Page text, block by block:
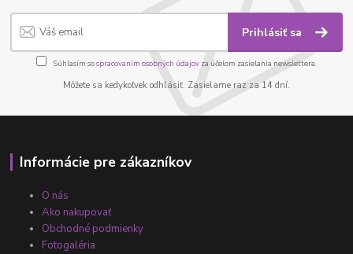
Prihlásiť sa
Súhlasím sospracovaním osobných údajov za účelom zasielania newslettera.
Môžete sa kedykoľvek odhlásiť. Zasielame raz za 14 dní.
Informácie pre zákazníkov
O nás
Ako nakupovať
Obchodné podmienky
Fotogaléria